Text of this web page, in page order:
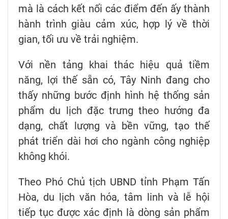
mà là cách kết nối các điểm đến ấy thành
hành trình giàu cảm xúc, hợp lý về thời
gian, tối ưu về trải nghiệm.
Với nền tảng khai thác hiệu quả tiềm
năng, lợi thế sẵn có, Tây Ninh đang cho
thấy những bước định hình hệ thống sản
phẩm du lịch đặc trưng theo hướng đa
dạng, chất lượng và bền vững, tạo thế
phát triển dài hơi cho ngành công nghiệp
không khói.
Theo Phó Chủ tịch UBND tỉnh Phạm Tấn
Hòa, du lịch văn hóa, tâm linh và lễ hội
tiếp tục được xác định là dòng sản phẩm